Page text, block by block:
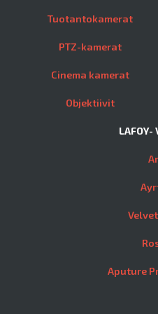
Tuotantokamerat
PTZ-kamerat
Cinema kamerat
Objektiivit
LAFOY-
Aputure